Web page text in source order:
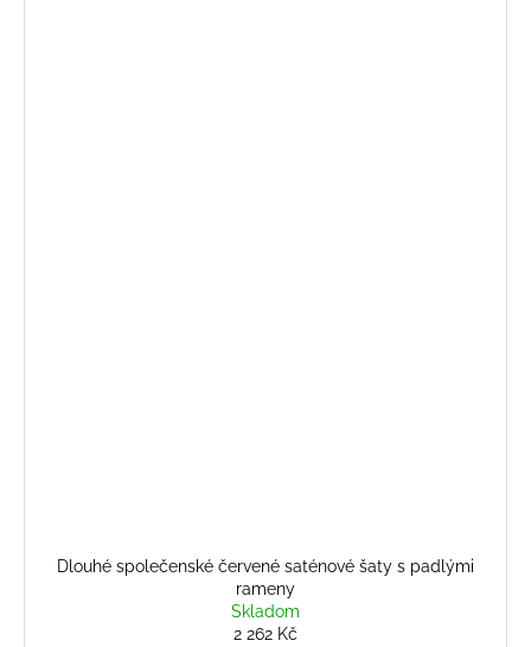
Dlouhé společenské červené saténové šaty s padlými
rameny
Skladom
2 262 Kč